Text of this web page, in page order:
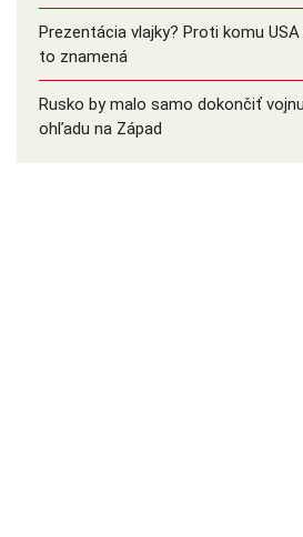
Prezentácia vlajky? Proti komu
to znamená
Rusko by malo samo dokončiť
ohľadu na Západ